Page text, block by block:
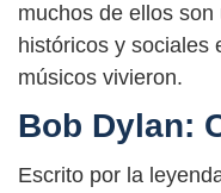
muchos de ellos
históricos y sociales
músicos vivieron.
Bob Dylan:
Escrito por la